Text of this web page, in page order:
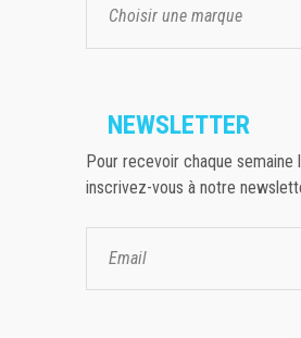
Choisir une marque
NEWSLETTER
Pour recevoir chaque semaine
inscrivez-vous à notre